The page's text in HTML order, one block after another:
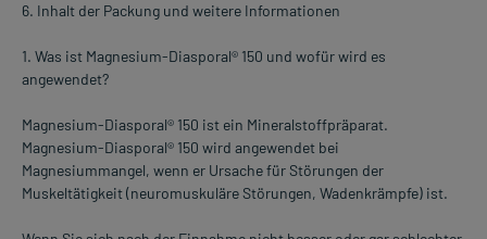
6. Inhalt der Packung und weitere Informationen
1. Was ist Magnesium-Diasporal® 150 und wofür wird es
angewendet?
Magnesium-Diasporal® 150 ist ein Mineralstoffpräparat.
Magnesium-Diasporal® 150 wird angewendet bei
Magnesiummangel, wenn er Ursache für Störungen der
Muskeltätigkeit (neuromuskuläre Störungen, Wadenkrämpfe) ist.